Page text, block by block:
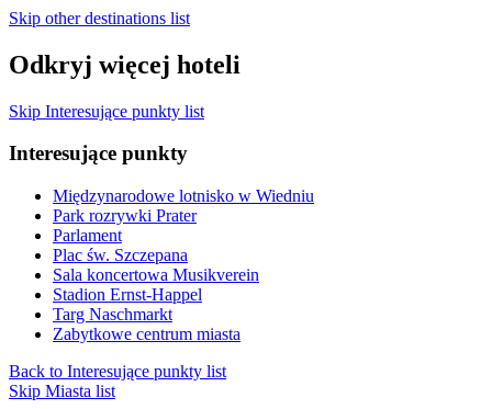
Skip other destinations list
Odkryj więcej hoteli
Skip Interesujące punkty list
Interesujące punkty
Międzynarodowe lotnisko w Wiedniu
Park rozrywki Prater
Parlament
Plac św. Szczepana
Sala koncertowa Musikverein
Stadion Ernst-Happel
Targ Naschmarkt
Zabytkowe centrum miasta
Back to Interesujące punkty list
Skip Miasta list